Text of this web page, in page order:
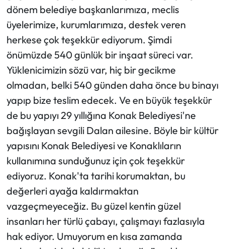
dönem belediye başkanlarımıza, meclis
üyelerimize, kurumlarımıza, destek veren
herkese çok teşekkür ediyorum. Şimdi
önümüzde 540 günlük bir inşaat süreci var.
Yüklenicimizin sözü var, hiç bir gecikme
olmadan, belki 540 günden daha önce bu binayı
yapıp bize teslim edecek. Ve en büyük teşekkür
de bu yapıyı 29 yıllığına Konak Belediyesi'ne
bağışlayan sevgili Dalan ailesine. Böyle bir kültür
yapısını Konak Belediyesi ve Konaklıların
kullanımına sunduğunuz için çok teşekkür
ediyoruz. Konak'ta tarihi korumaktan, bu
değerleri ayağa kaldırmaktan
vazgeçmeyeceğiz. Bu güzel kentin güzel
insanları her türlü çabayı, çalışmayı fazlasıyla
hak ediyor. Umuyorum en kısa zamanda